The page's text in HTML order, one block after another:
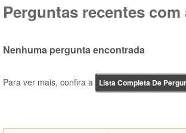
Perguntas recentes
Nenhuma pergunta encontrada
Para ver mais, confira a Lista Completa De